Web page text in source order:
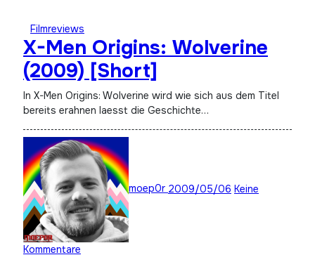
Filmreviews
X-Men Origins: Wolverine
(2009) [Short]
In X-Men Origins: Wolverine wird wie sich aus dem Titel
bereits erahnen laesst die Geschichte…
moep0r 2009/05/06 Keine
Kommentare